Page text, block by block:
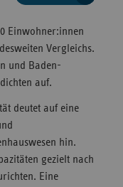
Einwohner:innen
Vergleichs.
und Baden-
auf.
deutet auf eine
hin.
gezielt nach
Eine